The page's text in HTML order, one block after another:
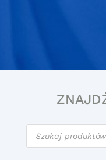
Wyszukiwarka
produktów